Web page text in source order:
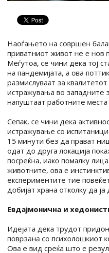
Наоѓањето на совршен
приватниот живот не е нов
Меѓутоа, се чини дека тој
на пандемијата, а ова
размислуваат за
истражувања во западните
напуштаат работните места
Сепак, се чини дека
истражување со
15 минути без да прават
одат до друга локација
посреќна, иако помалку
животните, ова е
експериментите тие
добијат храна отколку да
Евдајмонична и
Идејата дека трудот
поврзана со психолошкиот
Ова е вид среќа што е